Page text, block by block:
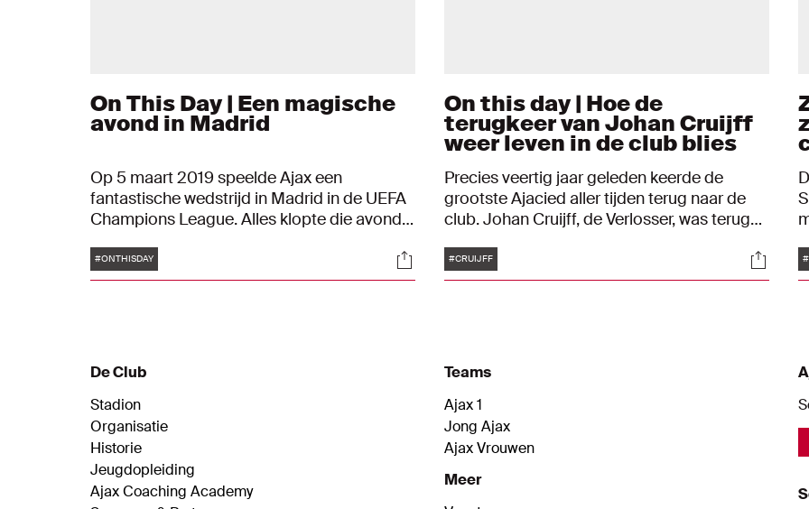
On This Day | Een magische
avond in Madrid
Op 5 maart 2019 speelde Ajax een
fantastische wedstrijd in Madrid in de UEFA
Champions League. Alles klopte die avond.
ploeg van Erik ten Hag met 1-4 van Real
Madrid.
Tags
#ONTHISDAY Socials
On this day | Hoe de
terugkeer van Johan Cruijff
weer leven in de club blies
Precies veertig jaar geleden keerde de
grootste Ajacied aller tijden terug naar de
club. Johan Cruijff, de Verlosser, was terug
rentree tegen Haarlem maakte hij
onmiddellijk een onvergetelijke goal.
Tags
#CRUIJFF
De Club
Stadion
Organisatie
Historie
Jeugdopleiding
Ajax Coaching Academy
Teams
Ajax 1
Jong Ajax
Ajax Vrouwen
Meer